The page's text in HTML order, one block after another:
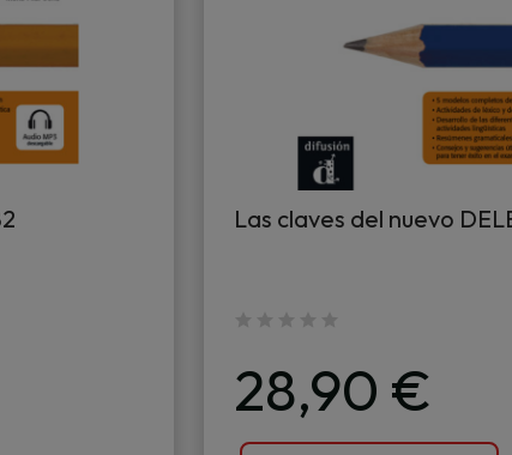
Las claves del nuevo
28,90 €